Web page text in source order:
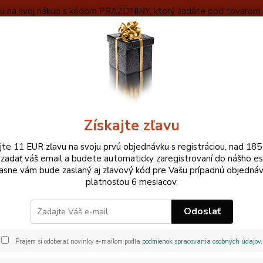
na svoj nákup s kódom PRAZDNINY, ktorý zadáte pod tovarom
OBCHODNÉ INFORMÁCIE
Hľadať
Pri
Otvorenie eshopu pre Slovensko
eshopu pre Slovensko
pre vás konečne spustili aj eshop prevažne v Slovenskom
prepočtu. Do Slovenčiny boli preložené všetky popisy tovaru
Získajte zľavu
11 EUR zľavu na svoju prvú objednávku s registráciou, nad 185
váš email a budete automaticky zaregistrovaní do nášho
vám bude zaslaný aj zľavový kód pre Vašu prípadnú
platnosťou 6 mesiacov.
Odoslať
Prajem si odoberať novinky e-mailom podľa podmienok spracovania osobných údajov.